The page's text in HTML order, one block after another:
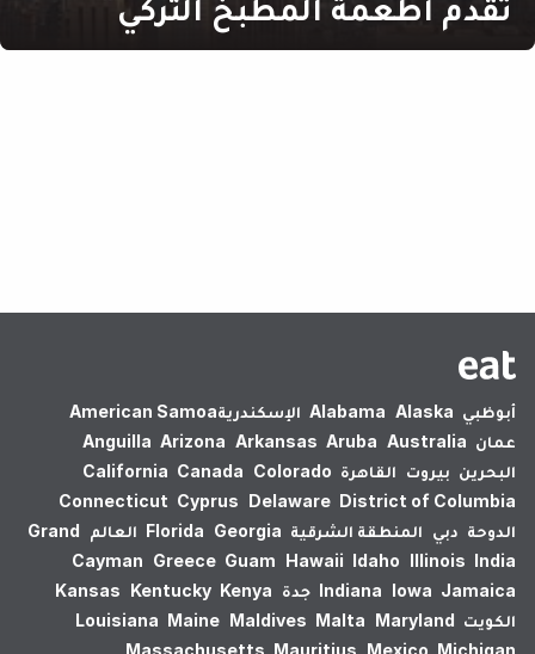
تقدم أطعمة المطبخ التركي
أبوظبي Alabama Alaska الإسكندرية‎American Samoa
عمان
Anguilla Arizona Arkansas Aruba Australia
البحرين بيروت القاهرة California Canada Colorado
Connecticut Cyprus Delaware District of Columbia
الدوحة دبي المنطقة الشرقية Florida Georgia العالم
Grand
Cayman Greece Guam Hawaii Idaho Illinois India
Indiana Iowa Jamaica جدة Kansas Kentucky Kenya
الكويت
Louisiana Maine Maldives Malta Maryland